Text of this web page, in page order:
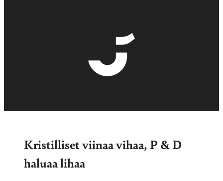
Kristilliset viinaa vihaa, P & D
haluaa lihaa